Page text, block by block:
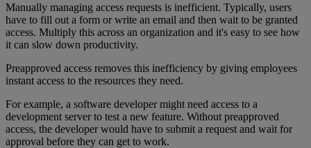
Manually managing access requests is inefficient. Typically, users
have to fill out a form or write an email and then wait to be granted
access. Multiply this across an organization and it's easy to see how
it can slow down productivity.
Preapproved access removes this inefficiency by giving employees
instant access to the resources they need.
For example, a software developer might need access to a
development server to test a new feature. Without preapproved
access, the developer would have to submit a request and wait for
approval before they can get to work.